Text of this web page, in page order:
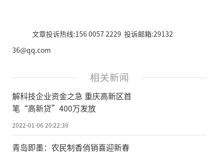
文章投诉热线:156 0057 2229 投诉邮箱:29132
36@qq.com
相关新闻
解科技企业资金之急 重庆高新区首
笔“高新贷”400万发放
2022-01-06 20:22:39
青岛即墨：农民制香俏销喜迎新春